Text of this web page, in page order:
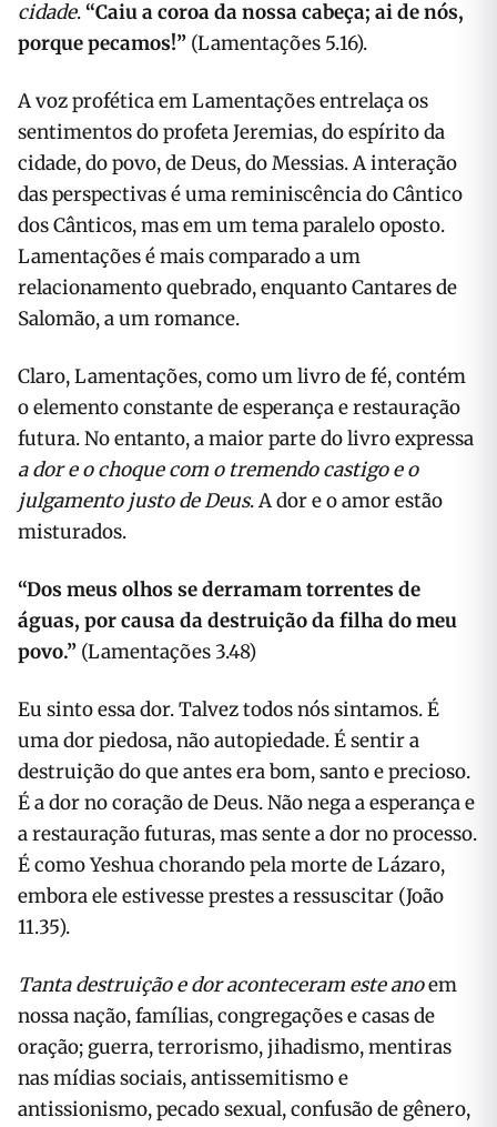
cidade.“Caiu a coroa da nossa cabeça; ai de nós,
porque pecamos!” (Lamentações 5.16).
A voz profética em Lamentações entrelaça os
sentimentos do profeta Jeremias, do espírito da
cidade, do povo, de Deus, do Messias. A interação
das perspectivas é uma reminiscência do Cântico
dos Cânticos, mas em um tema paralelo oposto.
Lamentações é mais comparado a um
relacionamento quebrado, enquanto Cantares de
Salomão, a um romance.
Claro, Lamentações, como um livro de fé, contém
o elemento constante de esperança e restauração
futura. No entanto, a maior parte do livro expressa
a dor e o choque com o tremendo castigo e o
julgamento justo de Deus. A dor e o amor estão
misturados.
“Dos meus olhos se derramam torrentes de
águas, por causa da destruição da filha do meu
povo.” (Lamentações 3.48)
Eu sinto essa dor. Talvez todos nós sintamos. É
uma dor piedosa, não autopiedade. É sentir a
destruição do que antes era bom, santo e precioso.
É a dor no coração de Deus. Não nega a esperança e
a restauração futuras, mas sente a dor no processo.
É como Yeshua chorando pela morte de Lázaro,
embora ele estivesse prestes a ressuscitar (João
11.35).
Tanta destruição e dor aconteceram este anoem
nossa nação, famílias, congregações e casas de
oração; guerra, terrorismo, jihadismo, mentiras
nas mídias sociais, antissemitismo e
antissionismo, pecado sexual, confusão de gênero,